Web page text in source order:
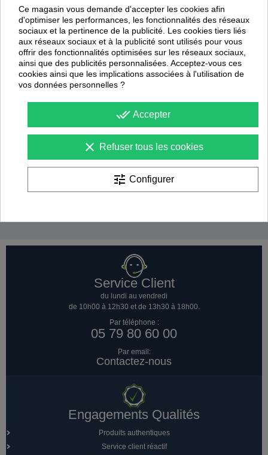
Porte Bidon One Porte bidon pliable
Service Client
du lundi au vendredi
de 10h00 à 12h30 et de 13h30 à 18h00.
Par téléphone :
05 79 80 60 00
Par email:
Contactez-nous
Engagements Qualités
Produits authentiques
Service client réactif
Ce magasin vous demande d'accepter les cookies afin
d'optimiser les performances, les fonctionnalités des réseaux
sociaux et la pertinence de la publicité. Les cookies tiers liés
aux réseaux sociaux et à la publicité sont utilisés pour vous
offrir des fonctionnalités optimisées sur les réseaux sociaux,
ainsi que des publicités personnalisées. Acceptez-vous ces
cookies ainsi que les implications associées à l'utilisation de
vos données personnelles ?
done_all Accepter
clear Refuser tous les cookies
tune Configurer